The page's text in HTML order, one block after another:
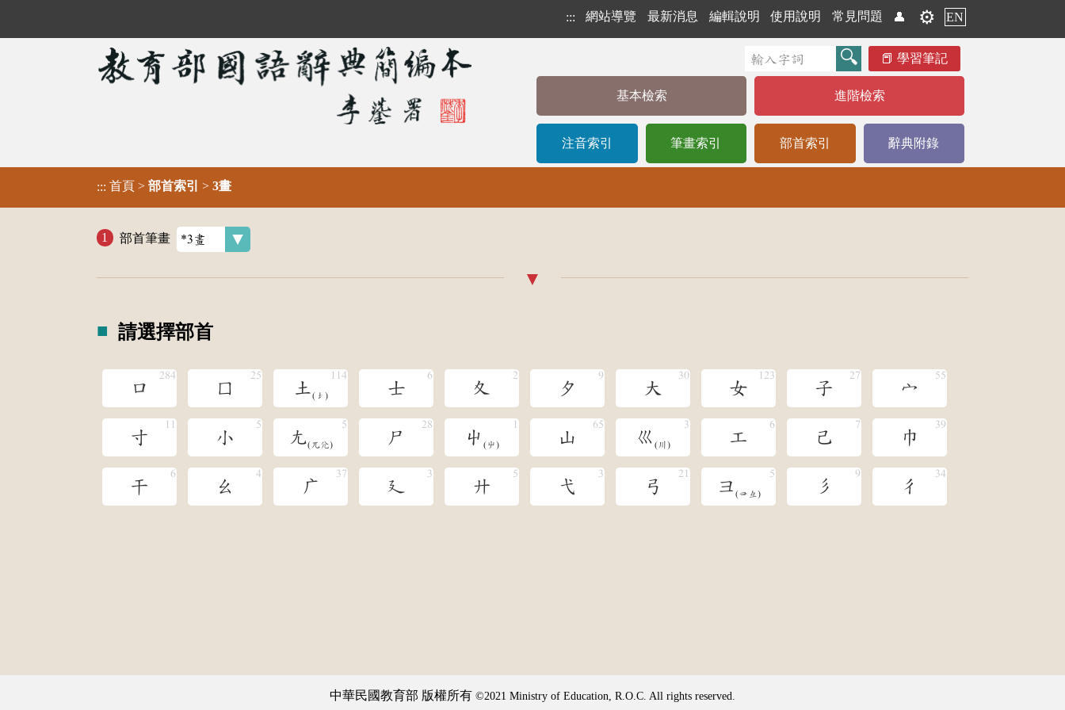
::: 網站導覽 最新消息 編輯說明 使用說明 常見問題 👤 ⚙️ EN
學習筆記
基本檢索 進階檢索
注音索引 筆畫索引 部首索引 辭典附錄
::: 首頁 > 部首索引 > 3畫
部首筆畫
請選擇部首
口 囗 土(󶁣) 士 夊 夕 大 女 子 宀
寸 小 尢(兀尣) 尸 屮 (屮) 山 巛 (川) 工 己 巾
干 幺 广 廴 廾 弋 弓 彐 (󶂕彑) 彡 彳
中華民國教育部 版權所有 ©2021 Ministry of Education, R.O.C. All rights reserved.